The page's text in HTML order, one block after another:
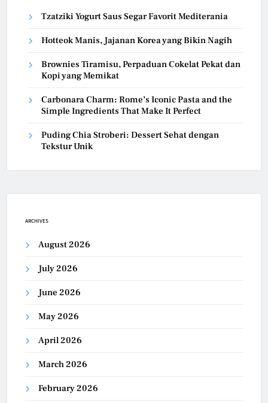
Tzatziki Yogurt Saus Segar Favorit Mediterania
Hotteok Manis, Jajanan Korea yang Bikin Nagih
Brownies Tiramisu, Perpaduan Cokelat Pekat dan
Kopi yang Memikat
Carbonara Charm: Rome’s Iconic Pasta and the
Simple Ingredients That Make It Perfect
Puding Chia Stroberi: Dessert Sehat dengan
Tekstur Unik
ARCHIVES
August 2026
July 2026
June 2026
May 2026
April 2026
March 2026
February 2026